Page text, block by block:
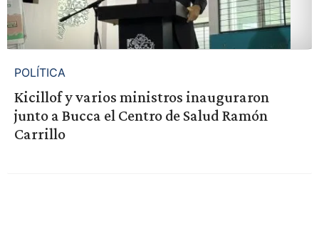
POLÍTICA
Kicillof y varios ministros inauguraron
junto a Bucca el Centro de Salud Ramón
Carrillo